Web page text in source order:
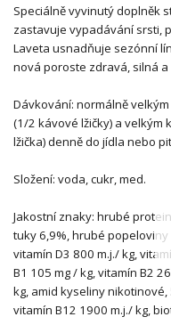
Speciálně vyvinutý doplněk
zastavuje vypadávání srsti,
Laveta usnadňuje sezónní
nová poroste zdravá, silná a
Dávkování: normálně
(1/2 kávové lžičky) a velkým
lžička) denně do jídla nebo
Složení: voda, cukr, med.
Jakostní znaky: hrubé
tuky 6,9%, hrubé
vitamín D3 800 m.j./ kg,
B1 105 mg / kg, vitamín B2
kg, amid kyseliny nikotinové,
vitamín B12 1900 m.j./ kg,